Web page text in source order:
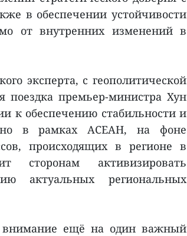
в обеспечении устойчивости
от внутренних изменений в
эксперта, с геополитической
премьер-министра Хун
к обеспечению стабильности и
в рамках АСЕАН, на фоне
происходящих в регионе в
сторонам активизировать
актуальных региональных
внимание ещё на один важный